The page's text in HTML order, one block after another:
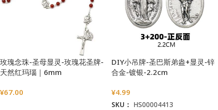
玫瑰念珠-圣母显灵-玫瑰花圣牌-
天然红玛瑙｜6mm
¥67.00
DIY小吊牌-圣巴斯弟盎+显灵-锌
合金-镀银-2.2cm
¥4.99
SKU： HS00004413